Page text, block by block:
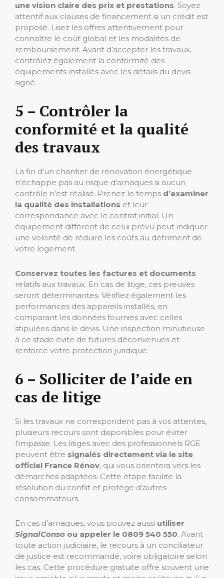
une vision claire des prix et prestations. Soyez
attentif aux clauses de financement si un crédit est
proposé. Lisez les offres attentivement pour
connaître le coût global et les modalités de
remboursement. Avant d’accepter les travaux,
contrôlez également la conformité des
équipements installés avec les détails du devis
signé.
5 – Contrôler la
conformité et la qualité
des travaux
La fin d’un chantier de rénovation énergétique
n’échappe pas au risque d’arnaques si aucun
contrôle n’est réalisé. Prenez le temps d’examiner
la qualité des installations et leur
correspondance avec le contrat initial. Un
équipement différent de celui prévu peut indiquer
une volonté de réduire les coûts au détriment de
votre logement.
Conservez toutes les factures et documents
relatifs aux travaux. En cas de litige, ces preuves
seront déterminantes. Vérifiez également les
performances des appareils installés, en
comparant les données fournies avec celles
stipulées dans le devis. Une inspection minutieuse
à ce stade évite de futures déconvenues et
renforce votre protection juridique.
6 – Solliciter de l’aide en
cas de litige
Si les travaux ne correspondent pas à vos attentes,
plusieurs recours sont disponibles pour éviter
l’impasse. Les litiges avec des professionnels RGE
peuvent être signalés directement via le site
officiel France Rénov, qui vous orientera vers les
démarches adaptées. Cette étape facilite la
résolution du conflit et protège d’autres
consommateurs.
En cas d’arnaques, vous pouvez aussi utiliser
SignalConso ou appeler le 0809 540 550. Avant
toute action judiciaire, le recours à un conciliateur
de justice est recommandé, voire obligatoire selon
les cas. Cette procédure gratuite offre souvent une